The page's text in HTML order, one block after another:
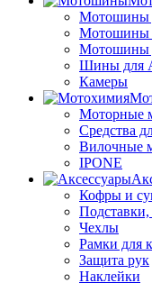
Мотошины
Мотошины
Мотошины
Шины для
Камеры
Моторные
Средства
Вилочные
IPONE
Кофры и
Чехлы
Рамки для
Защита рук
Наклейки